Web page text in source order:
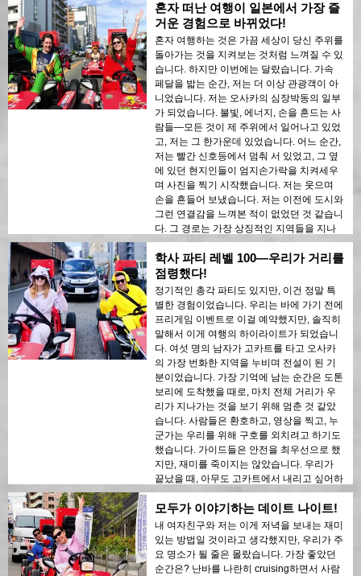
혼자 떠난 여행이 일본에서 가장 즐
거운 경험으로 바뀌었다!
혼자 여행하는 것은 가끔 세상이 당신 주위를
돌아가는 것을 지켜보는 것처럼 느껴질 수 있
습니다. 하지만 이번에는 달랐습니다. 가속
페달을 밟는 순간, 저는 더 이상 관광객이 아
니었습니다. 저는 오사카의 심장박동의 일부
가 되었습니다. 불빛, 에너지, 손을 흔드는 사
람들—모든 것이 제 주위에서 일어나고 있었
고, 저는 그 한가운데 있었습니다. 어느 순간,
저는 빨간 신호등에서 멈춰 서 있었고, 그 옆
에 있던 현지인들이 엄지손가락을 치켜세우
며 사진을 찍기 시작했습니다. 저는 웃으며
손을 흔들어 보냈습니다. 저는 이전에 도시와
그런 연결감을 느껴본 적이 없었던 것 같습니
다. 그 경로는 가장 상징적인 지역들을 지나
갔고, 저는 너무 재미있어서 시간이 가는 줄
도 barely 알지 못했습니다. 혼자 여행하고 완
전히 살아있다는 느낌을 경험하고 싶다면, 주
저하지 마세요. 그냥 해보세요.
학사 파티 레벨 100—우리가 거리를
점령했다!
정기적인 총각 파티도 있지만, 이건 정말 특
별한 경험이었습니다. 우리는 바에 가기 전에
프리게임 이벤트로 이걸 예약했지만, 솔직히
말해서 이게 여행의 하이라이트가 되었습니
다. 여섯 명의 남자가 고카트를 타고 오사카
의 가장 번화한 지역을 누비며 전설이 된 기
분이었습니다. 가장 기억에 남는 순간은 도톤
보리에 도착했을 때로, 마치 전체 거리가 우
리가 지나가는 것을 보기 위해 멈춘 것 같았
습니다. 사람들은 환호하고, 영상을 찍고, 누
군가는 우리를 위해 구호를 외치려고 하기도
했습니다. 가이드들은 안전을 최우선으로 했
지만, 재미를 죽이지는 않았습니다. 우리가
끝났을 때, 아무도 고카트에서 내리고 싶어하
지 않았습니다. 만약 당신이 그룹을 가지고
있고, 몇 년 동안 이야기될 경험을 원한다면,
이게 바로 그 경험입니다.
모두가 이야기하는 데이트 나이트!
내 여자친구와 저는 이게 저녁을 보내는 재미
있는 방법일 것이라고 생각했지만, 우리가 주
요 명소가 될 줄은 몰랐습니다. 가장 좋았던
순간은? 난바를 나란히 cruising하면서 사람